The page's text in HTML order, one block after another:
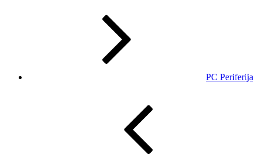
PC Periferija